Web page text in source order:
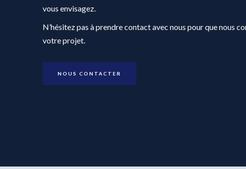
vous envisagez.
N’hésitez pas à prendre contact avec nous pour que nous
votre projet.
NOUS CONTACTER